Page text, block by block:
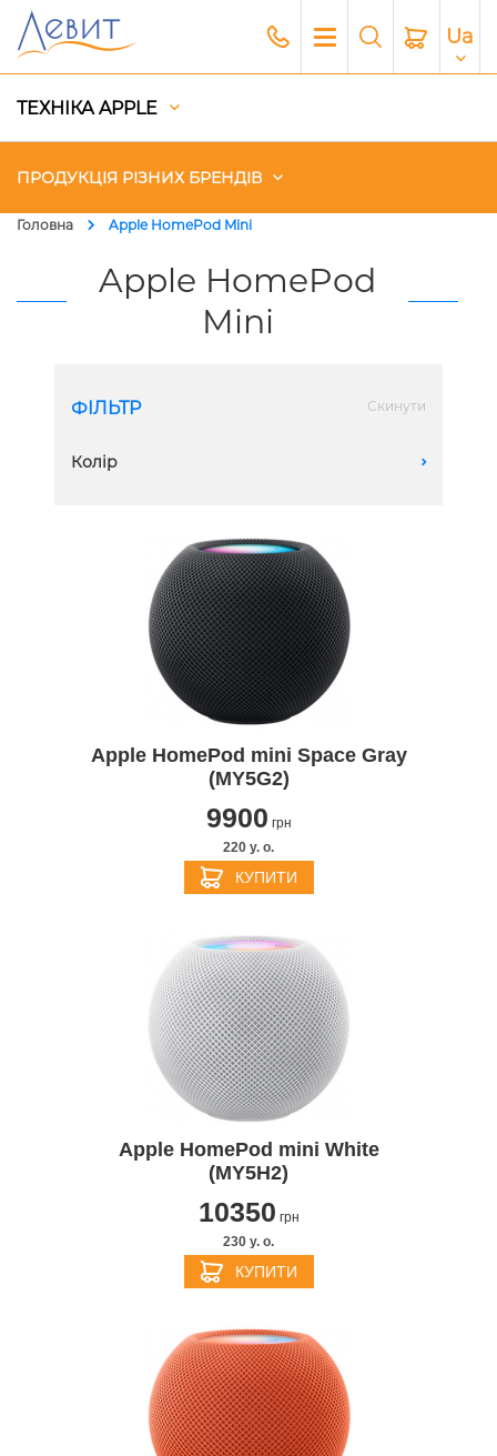
Ua
ТЕХНІКА APPLE
ПРОДУКЦІЯ РІЗНИХ БРЕНДІВ
Головна Apple HomePod Mini
Apple HomePod
Mini
ФІЛЬТР Скинути
Колір A
Apple HomePod mini Space Gray
(MY5G2)
9900 грн
220 y. о.
КУПИТИ
Apple HomePod mini White
(MY5H2)
10350 грн
230 y. о.
КУПИТИ